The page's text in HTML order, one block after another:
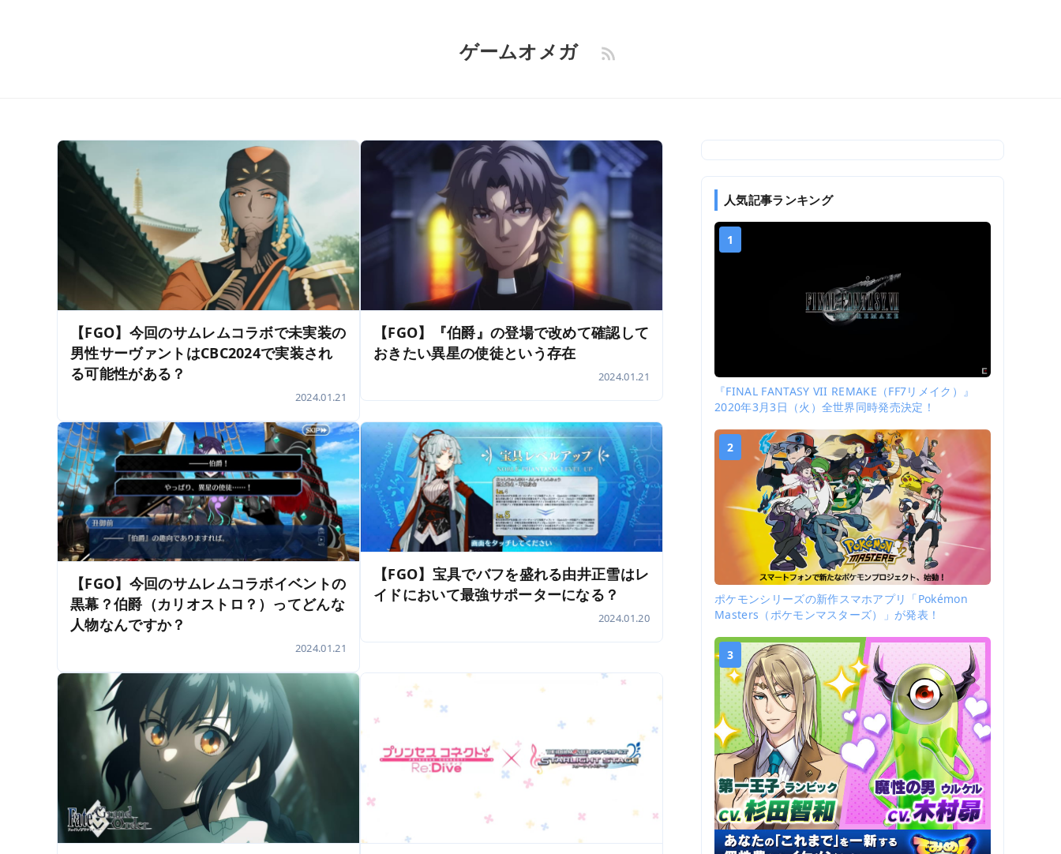
ゲームオメガ
【FGO】今回のサムレムコラボで未実装の
男性サーヴァントはCBC2024で実装され
る可能性がある？
2024.01.21
【FGO】『伯爵』の登場で改めて確認して
おきたい異星の使徒という存在
2024.01.21
【FGO】今回のサムレムコラボイベントの
黒幕？伯爵（カリオストロ？）ってどんな
人物なんですか？
2024.01.21
【FGO】宝具でバフを盛れる由井正雪はレ
イドにおいて最強サポーターになる？
2024.01.20
人気記事ランキング
1
『FINAL FANTASY VII REMAKE（FF7リメイク）』
2020年3月3日（火）全世界同時発売決定！
2
ポケモンシリーズの新作スマホアプリ「Pokémon
Masters（ポケモンマスターズ）」が発表！
3